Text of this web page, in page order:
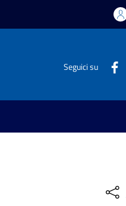
Seguici su